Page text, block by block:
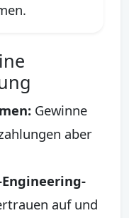
Gewinne
aber
Engineering-
auf und